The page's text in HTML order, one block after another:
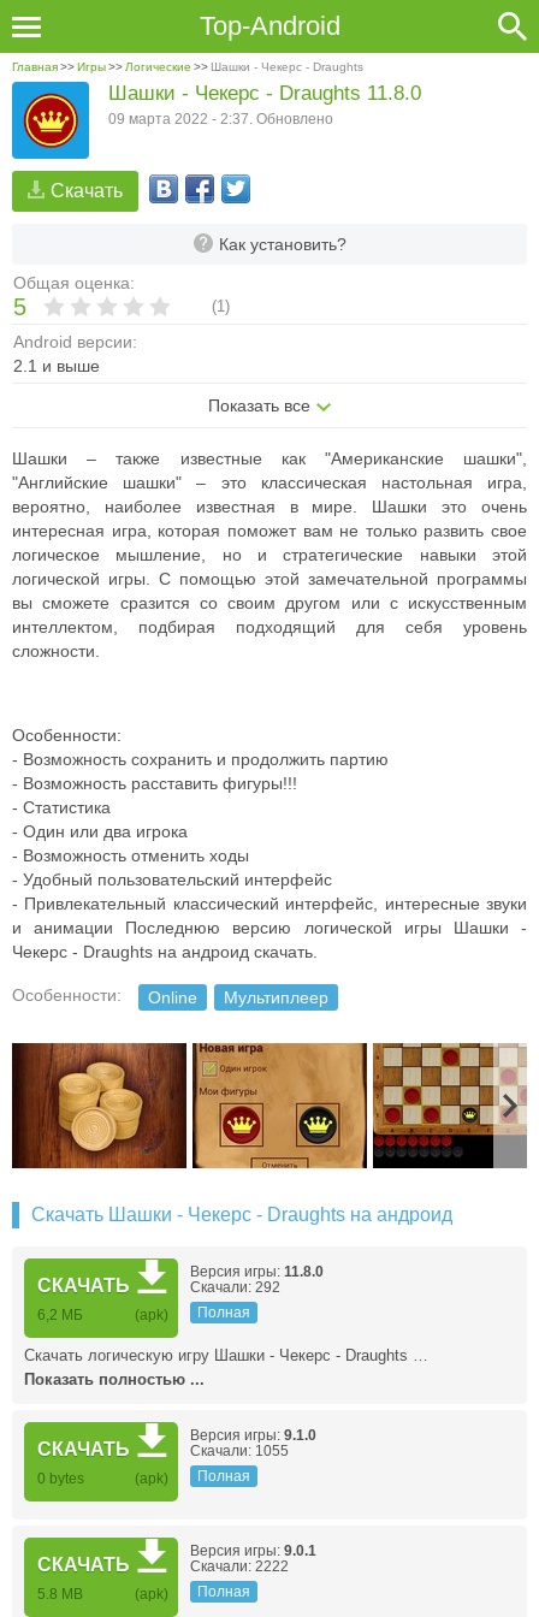
Top-Android
Главная>>Игры>> Логические >> Шашки - Чекерс - Draughts
Скачать
Как установить?
Общая оценка:
5 (1)
Android версии:
2.1 и выше
Показать все
Шашки - Чекерс - Draughts 11.8.0
09 марта 2022 - 2:37. Обновлено
Шашки – также известные как "Американские шашки",
"Английские шашки" – это классическая настольная игра,
вероятно, наиболее известная в мире. Шашки это очень
интересная игра, которая поможет вам не только развить свое
логическое мышление, но и стратегические навыки этой
логической игры. С помощью этой замечательной программы
вы сможете сразится со своим другом или с искусственным
интеллектом, подбирая подходящий для себя уровень
сложности.
Особенности:
- Возможность сохранить и продолжить партию
- Возможность расставить фигуры!!!
- Статистика
- Один или два игрока
- Возможность отменить ходы
- Удобный пользовательский интерфейс
- Привлекательный классический интерфейс, интересные звуки
и анимации Последнюю версию логической игры Шашки -
Чекерс - Draughts на андроид скачать.
Особенности: Online Мультиплеер
Скачать Шашки - Чекерс - Draughts на андроид
СКАЧАТЬ
6,2 МБ (apk)
Версия игры: 11.8.0
Скачали: 292
Полная
Скачать логическую игру Шашки - Чекерс - Draughts …
Показать полностью ...
СКАЧАТЬ
0 bytes (apk)
Версия игры: 9.1.0
Скачали: 1055
Полная
СКАЧАТЬ
5.8 MB (apk)
Версия игры: 9.0.1
Скачали: 2222
Полная